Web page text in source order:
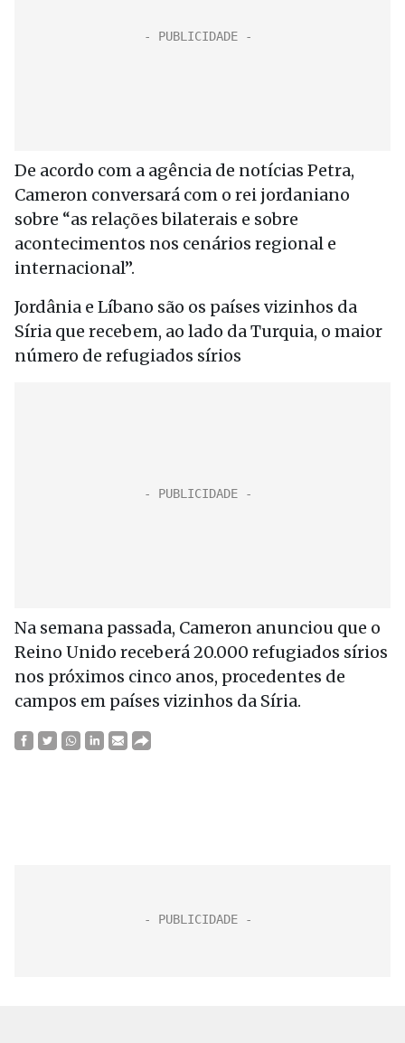
De acordo com a agência de notícias Petra,
Cameron conversará com o rei jordaniano
sobre “as relações bilaterais e sobre
acontecimentos nos cenários regional e
internacional”.
Jordânia e Líbano são os países vizinhos da
Síria que recebem, ao lado da Turquia, o maior
número de refugiados sírios
Na semana passada, Cameron anunciou que o
Reino Unido receberá 20.000 refugiados sírios
nos próximos cinco anos, procedentes de
campos em países vizinhos da Síria.